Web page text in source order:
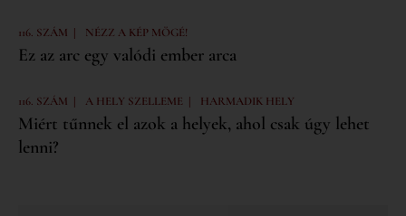
116. SZÁM | NÉZZ A KÉP MÖGÉ!
Ez az arc egy valódi ember arca
116. SZÁM | A HELY SZELLEME | HARMADIK HELY
Miért tűnnek el azok a helyek, ahol csak úgy lehet
lenni?